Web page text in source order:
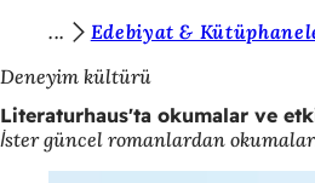
İçeriğe atla
u
r
a
Edebiyat &
Deneyim kültürü
Literaturhaus'ta okumalar ve
İster güncel romanlardan